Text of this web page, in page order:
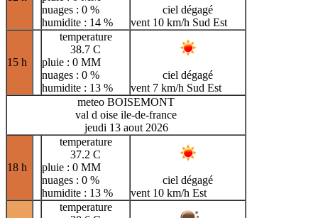
nuages : 0 %
humidite : 14 %
ciel dégagé
vent 10 km/h Sud Est
15 h
temperature
38.7 C
pluie : 0 MM
nuages : 0 %
humidite : 13 %
ciel dégagé
vent 7 km/h Sud Est
meteo BOISEMONT
val d oise ile-de-france
jeudi 13 aout 2026
18 h
temperature
37.2 C
pluie : 0 MM
nuages : 0 %
humidite : 13 %
ciel dégagé
vent 10 km/h Est
temperature